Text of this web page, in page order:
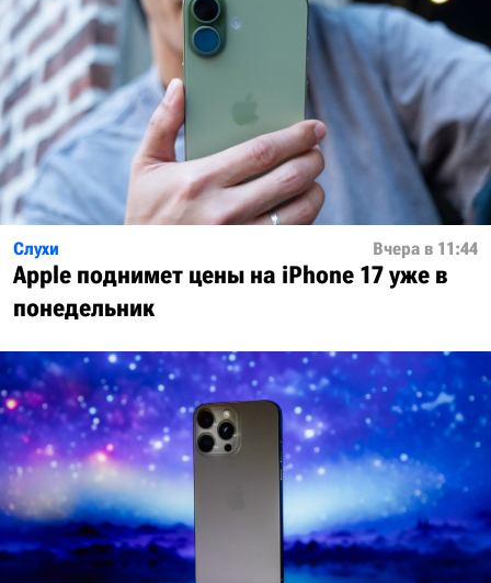
Слухи Вчера в 11:44
Apple поднимет цены на iPhone 17 уже в
понедельник